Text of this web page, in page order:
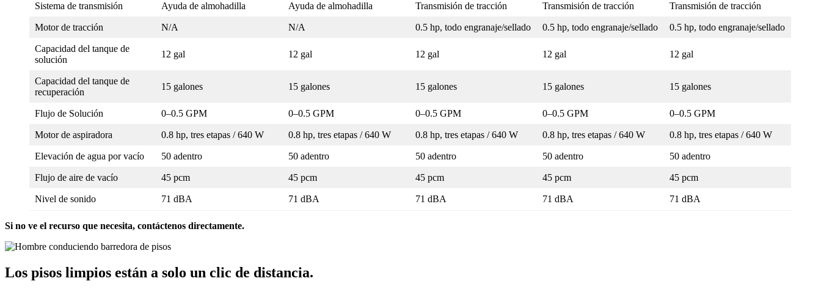
Sistema de transmisión Ayuda de almohadilla Ayuda de almohadilla Transmisión de tracción Transmisión de tracción Transmisión de tracción
Motor de tracción N/A N/A 0.5 hp, todo engranaje/sellado 0.5 hp, todo engranaje/sellado 0.5 hp, todo engranaje/sellado
Capacidad del tanque de
solución
12 gal 12 gal 12 gal 12 gal 12 gal
Capacidad del tanque de
recuperación
15 galones 15 galones 15 galones 15 galones 15 galones
Flujo de Solución 0–0.5 GPM 0–0.5 GPM 0–0.5 GPM 0–0.5 GPM 0–0.5 GPM
Motor de aspiradora 0.8 hp, tres etapas / 640 W 0.8 hp, tres etapas / 640 W 0.8 hp, tres etapas / 640 W 0.8 hp, tres etapas / 640 W 0.8 hp, tres etapas / 640 W
Elevación de agua por vacío 50 adentro 50 adentro 50 adentro 50 adentro 50 adentro
Flujo de aire de vacío 45 pcm 45 pcm 45 pcm 45 pcm 45 pcm
Nivel de sonido 71 dBA 71 dBA 71 dBA 71 dBA 71 dBA
Si no ve el recurso que necesita, contáctenos directamente.
Los pisos limpios están a solo un clic de distancia.